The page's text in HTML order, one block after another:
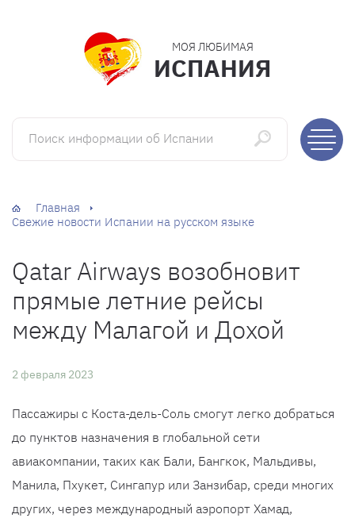
МОЯ ЛЮБИМАЯ
ИСПАНИЯ
Поиск информации об Испании
Главная
Свежие новости Испании на русском языке
Qatar Airways возобновит
прямые летние рейсы
между Малагой и Дохой
2 февраля 2023
Пассажиры с Коста-дель-Соль смогут легко добраться
до пунктов назначения в глобальной сети
авиакомпании, таких как Бали, Бангкок, Мальдивы,
Манила, Пхукет, Сингапур или Занзибар, среди многих
других, через международный аэропорт Хамад,